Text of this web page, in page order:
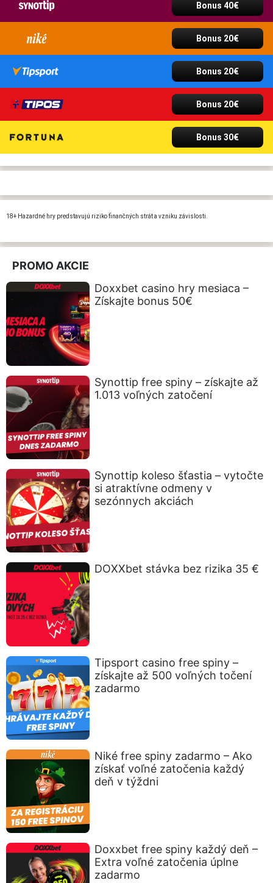
Bonus 40€
Bonus 20€
Bonus 20€
Bonus 20€
Bonus 30€
18+ Hazardné hry predstavujú riziko finančných strát a vzniku závislosti.
PROMO AKCIE
Doxxbet casino hry mesiaca –
Získajte bonus 50€
Synottip free spiny – získajte až
1.013 voľných zatočení
Synottip koleso šťastia – vytočte
si atraktívne odmeny v
sezónnych akciách
DOXXbet stávka bez rizika 35 €
Tipsport casino free spiny –
získajte až 500 voľných točení
zadarmo
Niké free spiny zadarmo – Ako
získať voľné zatočenia každý
deň v týždni
Doxxbet free spiny každý deň –
Extra voľné zatočenia úplne
zadarmo